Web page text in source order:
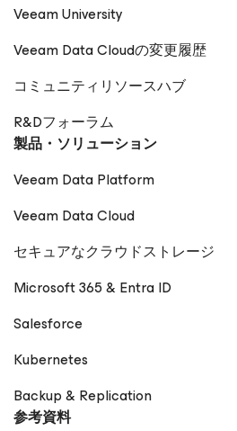
Veeam University
Veeam Data Cloudの変更履歴
コミュニティリソースハブ
R&Dフォーラム
製品・ソリューション
Veeam Data Platform
Veeam Data Cloud
セキュアなクラウドストレージ
Microsoft 365 & Entra ID
Salesforce
Kubernetes
Backup & Replication
参考資料